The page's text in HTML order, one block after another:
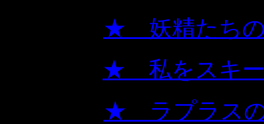
★ 妖精た
★ 私をスキ
★ ラプ